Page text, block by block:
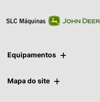
Equipamentos
Mapa do site